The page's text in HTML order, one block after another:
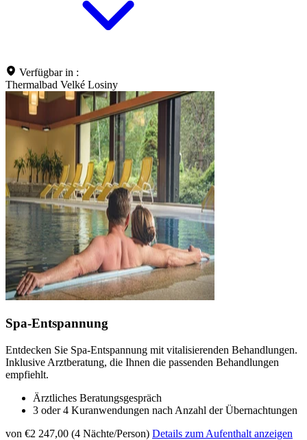
Verfügbar in :
Thermalbad Velké Losiny
Spa-Entspannung
Entdecken Sie Spa-Entspannung mit vitalisierenden Behandlungen.
Inklusive Arztberatung, die Ihnen die passenden Behandlungen
empfiehlt.
Ärztliches Beratungsgespräch
3 oder 4 Kuranwendungen nach Anzahl der Übernachtungen
von €2 247,00 (4 Nächte/Person) Details zum Aufenthalt anzeigen